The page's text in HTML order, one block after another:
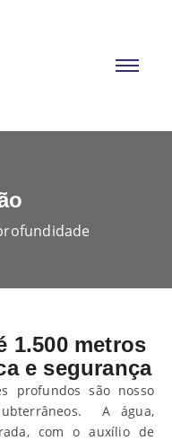
1.500 metros
e segurança
profundossão nosso
A água,
com o auxílio de